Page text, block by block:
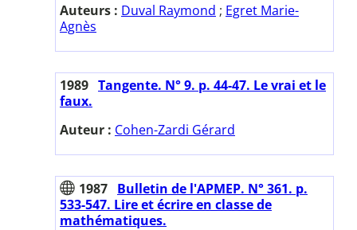
Auteurs : Duval Raymond ; Egret Marie-
Agnès
1989 Tangente. N° 9. p. 44-47. Le vrai et le
faux.
Auteur : Cohen-Zardi Gérard
1987 Bulletin de l'APMEP. N° 361. p.
533-547. Lire et écrire en classe de
mathématiques.